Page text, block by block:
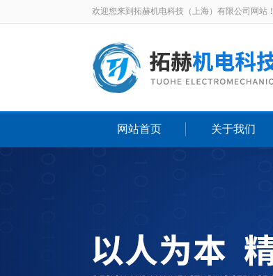
欢迎您来到拓赫机电科技（上海）有限公司网站！
网站首页 关于我们